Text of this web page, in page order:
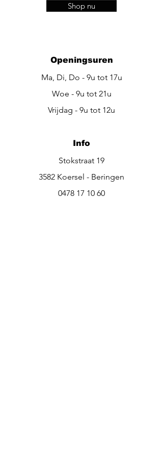
Shop nu
Openingsuren
Ma, Di, Do - 9u tot 17u
Woe - 9u tot 21u
Vrijdag - 9u tot 12u
Info
Stokstraat 19
3582 Koersel - Beringen
0478 17 10 60